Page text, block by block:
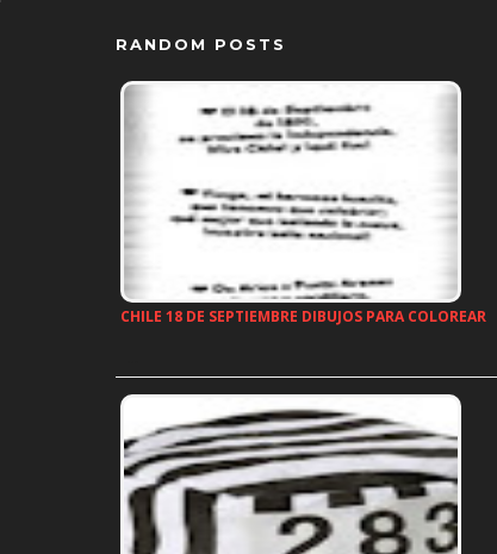
RANDOM POSTS
CHILE 18 DE SEPTIEMBRE DIBUJOS PARA COLOREAR